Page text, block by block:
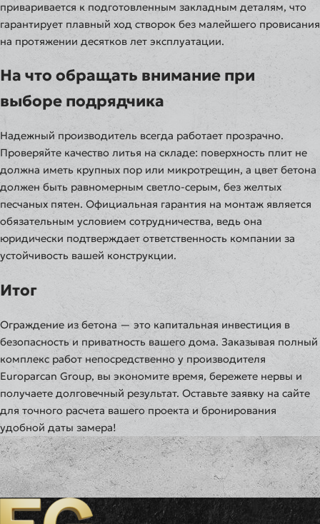
приваривается к подготовленным закладным деталям, что
гарантирует плавный ход створок без малейшего провисания
на протяжении десятков лет эксплуатации.
На что обращать внимание при
выборе подрядчика
Надежный производитель всегда работает прозрачно.
Проверяйте качество литья на складе: поверхность плит не
должна иметь крупных пор или микротрещин, а цвет бетона
должен быть равномерным светло-серым, без желтых
песчаных пятен. Официальная гарантия на монтаж является
обязательным условием сотрудничества, ведь она
юридически подтверждает ответственность компании за
устойчивость вашей конструкции.
Итог
Ограждение из бетона — это капитальная инвестиция в
безопасность и приватность вашего дома. Заказывая полный
комплекс работ непосредственно у производителя
Europarcan Group, вы экономите время, бережете нервы и
получаете долговечный результат. Оставьте заявку на сайте
для точного расчета вашего проекта и бронирования
удобной даты замера!